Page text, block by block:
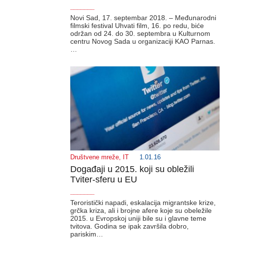
Novi Sad, 17. septembar 2018. – Međunarodni
filmski festival Uhvati film, 16. po redu, biće
održan od 24. do 30. septembra u Kulturnom
centru Novog Sada u organizaciji KAO Parnas.
Društvene mreže, 1.01.16
Događaji u 2015. koji su obležili
Tviter-sferu u EU
Teroristički napadi, eskalacija migrantske krize,
grčka kriza, ali i brojne afere koje su obeležile
2015. u Evropskoj uniji bile su i glavne teme
tvitova. Godina se ipak završila dobro,
pariskim…